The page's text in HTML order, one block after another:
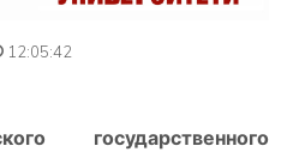
12:05:42
государственного